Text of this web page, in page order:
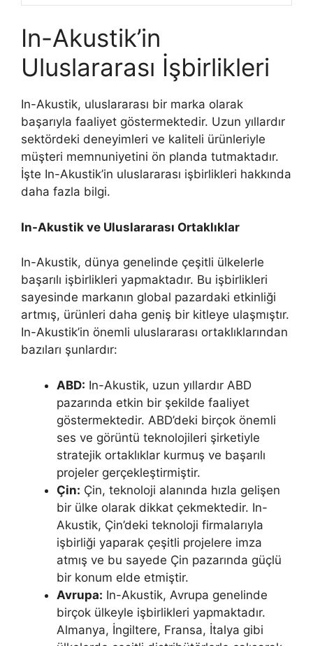
In-Akustik’in
Uluslararası İşbirlikleri
In-Akustik, uluslararası bir marka olarak
başarıyla faaliyet göstermektedir. Uzun yıllardır
sektördeki deneyimleri ve kaliteli ürünleriyle
müşteri memnuniyetini ön planda tutmaktadır.
İşte In-Akustik’in uluslararası işbirlikleri hakkında
daha fazla bilgi.
In-Akustik ve Uluslararası Ortaklıklar
In-Akustik, dünya genelinde çeşitli ülkelerle
başarılı işbirlikleri yapmaktadır. Bu işbirlikleri
sayesinde markanın global pazardaki etkinliği
artmış, ürünleri daha geniş bir kitleye ulaşmıştır.
In-Akustik’in önemli uluslararası ortaklıklarından
bazıları şunlardır:
ABD: In-Akustik, uzun yıllardır ABD
pazarında etkin bir şekilde faaliyet
göstermektedir. ABD’deki birçok önemli
ses ve görüntü teknolojileri şirketiyle
stratejik ortaklıklar kurmuş ve başarılı
projeler gerçekleştirmiştir.
Çin: Çin, teknoloji alanında hızla gelişen
bir ülke olarak dikkat çekmektedir. In-
Akustik, Çin’deki teknoloji firmalarıyla
işbirliği yaparak çeşitli projelere imza
atmış ve bu sayede Çin pazarında güçlü
bir konum elde etmiştir.
Avrupa: In-Akustik, Avrupa genelinde
birçok ülkeyle işbirlikleri yapmaktadır.
Almanya, İngiltere, Fransa, İtalya gibi